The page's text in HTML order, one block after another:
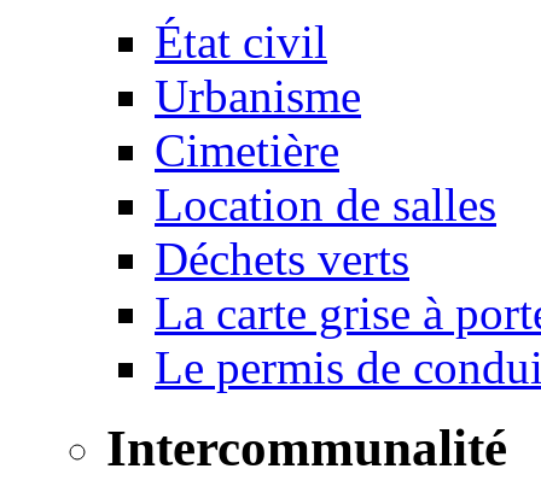
État civil
Urbanisme
Cimetière
Location de salles
Déchets verts
La carte grise à
Le permis de
Intercommunalité